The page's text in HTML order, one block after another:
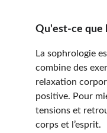
Qu'est-ce que
La sophrologie
combine des
relaxation
positive. Pour
tensions et
corps et l’esprit.